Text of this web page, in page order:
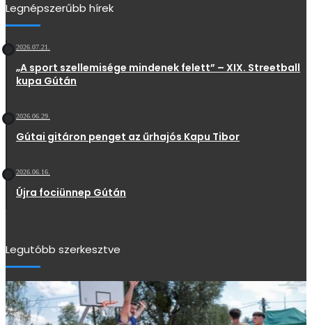
Legnépszerűbb hírek
2026.07.21.
„A sport szellemisége mindenek felett” – XIX. Streetball
kupa Gútán
2026.06.29.
Gútai gitáron penget az űrhajós Kapu Tibor
2026.06.16.
Újra fociünnep Gútán
Legutóbb szerkesztve